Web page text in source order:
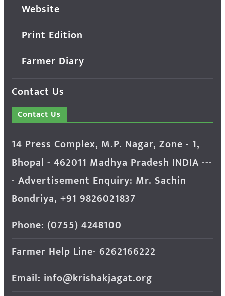
Website
Print Edition
Farmer Diary
Contact Us
Contact Us
14 Press Complex, M.P. Nagar, Zone - 1,
Bhopal - 462011 Madhya Pradesh INDIA ---
- Advertisement Enquiry: Mr. Sachin
Bondriya, +91 9826021837
Phone: (0755) 4248100
Farmer Help Line- 6262166222
Email: info@krishakjagat.org